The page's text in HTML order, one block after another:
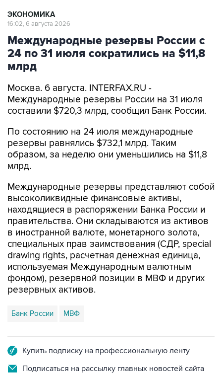
ЭКОНОМИКА
16:02, 6 августа 2026
Международные резервы России с
24 по 31 июля сократились на $11,8
млрд
Москва. 6 августа. INTERFAX.RU -
Международные резервы России на 31 июля
составили $720,3 млрд, сообщил Банк России.
По состоянию на 24 июля международные
резервы равнялись $732,1 млрд. Таким
образом, за неделю они уменьшились на $11,8
млрд.
Международные резервы представляют собой
высоколиквидные финансовые активы,
находящиеся в распоряжении Банка России и
правительства. Они складываются из активов
в иностранной валюте, монетарного золота,
специальных прав заимствования (СДР, special
drawing rights, расчетная денежная единица,
используемая Международным валютным
фондом), резервной позиции в МВФ и других
резервных активов.
Банк России МВФ
Купить подписку на профессиональную ленту
Подписаться на рассылку главных новостей сайта